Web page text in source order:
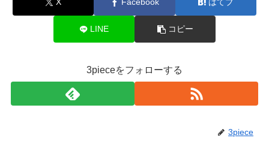
LINE コピー
3pieceをフォローする
3piece